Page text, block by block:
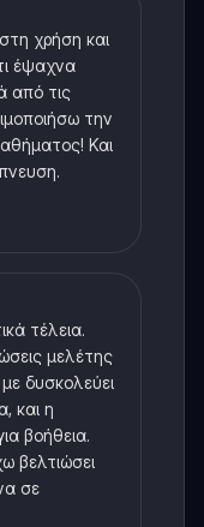
χρήση και
έψαχνα
από τις
την
Και
τέλεια.
μελέτης
δυσκολεύει
και η
βοήθεια.
βελτιώσει
σε